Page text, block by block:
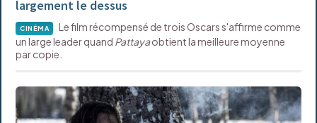
largement le dessus
CINÉMA
Le film récompensé de trois Oscars s'affirme comme
un large leader quand Pattayaobtient la meilleure moyenne
par copie.